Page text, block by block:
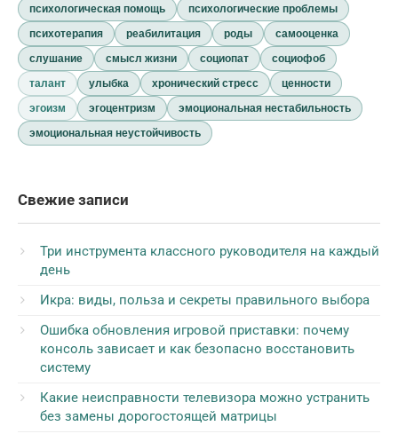
психологическая помощь
психологические проблемы
психотерапия
реабилитация роды
самооценка
слушание
смысл жизни социопат
социофоб
талант
улыбка хронический стресс
ценности
эгоизм
эгоцентризм
эмоциональная нестабильность
эмоциональная неустойчивость
Свежие записи
Три инструмента классного руководителя на каждый
день
Икра: виды, польза и секреты правильного выбора
Ошибка обновления игровой приставки: почему
консоль зависает и как безопасно восстановить
систему
Какие неисправности телевизора можно устранить
без замены дорогостоящей матрицы